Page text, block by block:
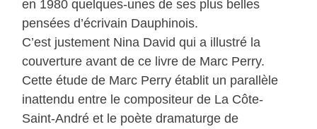
en 1980 quelques-unes de ses plus belles
pensées d’écrivain Dauphinois.
C’est justement Nina David qui a illustré la
couverture avant de ce livre de Marc Perry.
Cette étude de Marc Perry établit un parallèle
inattendu entre le compositeur de La Côte-
Saint-André et le poète dramaturge de